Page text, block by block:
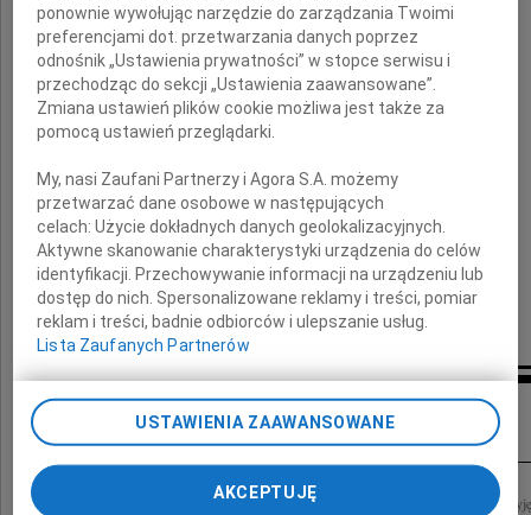
pełen uśmiechu i ciepła,
wspierający w działaniu,
dzielący się swoją mądrością
i spokojem.
Rodzinie
składamy wyrazy szczerego współczucia.
Inne kondolencje
Społeczność Pracowników Katedry Informatyki AGH z wielkim smutkiem
ponownie wywołując narzędzie do zarządzania Twoimi
preferencjami dot. przetwarzania danych poprzez
odnośnik „Ustawienia prywatności” w stopce serwisu i
przechodząc do sekcji „Ustawienia zaawansowane”.
Zmiana ustawień plików cookie możliwa jest także za
pomocą ustawień przeglądarki.
My, nasi Zaufani Partnerzy i Agora S.A. możemy
przetwarzać dane osobowe w następujących
celach:Użycie dokładnych danych geolokalizacyjnych.
Aktywne skanowanie charakterystyki urządzenia do celów
identyfikacji. Przechowywanie informacji na urządzeniu lub
dostęp do nich. Spersonalizowane reklamy i treści, pomiar
reklam i treści, badnie odbiorców i ulepszanie usług.
Lista Zaufanych Partnerów
USTAWIENIA ZAAWANSOWANE
AKCEPTUJĘ